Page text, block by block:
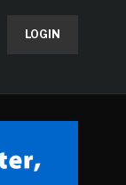
LOGIN